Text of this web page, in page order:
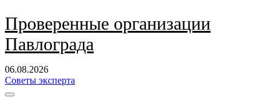
Перейти
к
содержанию
Проверенные организации
Павлограда
06.08.2026
Советы эксперта